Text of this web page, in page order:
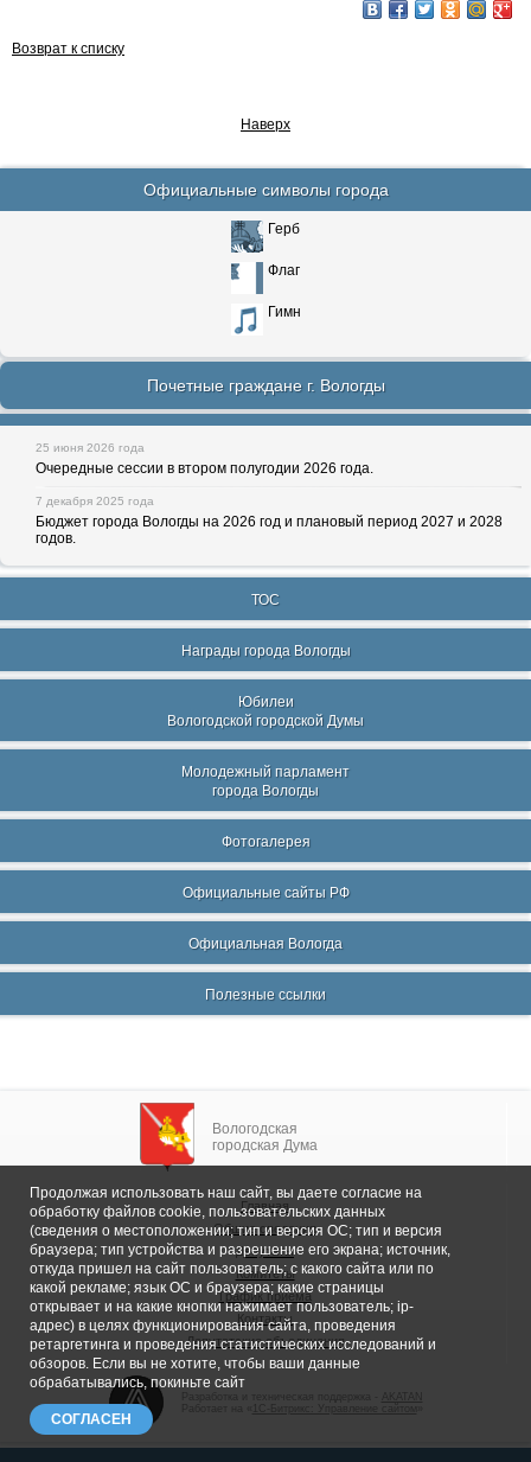
Возврат к списку
Наверх
Официальные символы города
Герб
Флаг
Гимн
Почетные граждане г. Вологды
25 июня 2026 года
Очередные сессии в втором полугодии 2026 года.
7 декабря 2025 года
Бюджет города Вологды на 2026 год и плановый период 2027 и 2028
годов.
ТОС
Награды города Вологды
Юбилеи
Вологодской городской Думы
Молодежный парламент
города Вологды
Фотогалерея
Официальные сайты РФ
Официальная Вологда
Полезные ссылки
Вологодская
городская Дума
Главная
Общие сведения
Депутаты
Комитеты
График приема
Контакты
Депутатские объединения
1С-Битрикс: Управление сайтом
Продолжая использовать наш сайт, вы даете согласие на
обработку файлов cookie, пользовательских данных
(сведения о местоположении; тип и версия ОС; тип и версия
браузера; тип устройства и разрешение его экрана; источник,
откуда пришел на сайт пользователь; с какого сайта или по
какой рекламе; язык ОС и браузера; какие страницы
открывает и на какие кнопки нажимает пользователь; ip-
адрес) в целях функционирования сайта, проведения
ретаргетинга и проведения статистических исследований и
обзоров. Если вы не хотите, чтобы ваши данные
обрабатывались, покиньте сайт
СОГЛАСЕН